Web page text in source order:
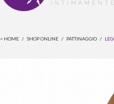
> HOME / SHOP ONLINE / PATTINAGGIO /